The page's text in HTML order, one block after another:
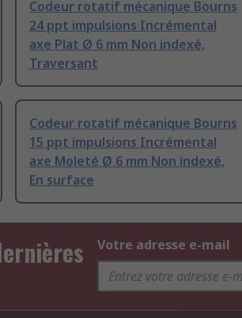
Codeur rotatif mécanique Bourns
24 ppt impulsions Incrémental
axe Plat Ø 6 mm Non indexé,
Traversant
Codeur rotatif mécanique Bourns
15 ppt impulsions Incrémental
axe Moleté Ø 6 mm Non indexé,
En surface
Votre adresse e-mail